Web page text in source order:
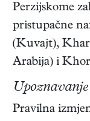
Perzijskome
pristupačne
(Kuvajt),
Arabija) i
Upoznavanje
Pravilna